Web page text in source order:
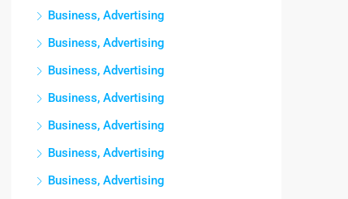
Business, Advertising
Business, Advertising
Business, Advertising
Business, Advertising
Business, Advertising
Business, Advertising
Business, Advertising